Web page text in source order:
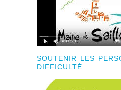
SOUTENIR LES
DIFFICULTÉ